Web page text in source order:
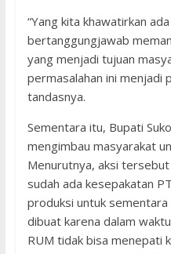
“Yang kita khawatirkan
bertanggungjawab
yang menjadi tujuan
permasalahan ini menjadi
tandasnya.
Sementara itu, Bupati
mengimbau masyarakat
Menurutnya, aksi
sudah ada kesepakatan
produksi untuk
dibuat karena dalam
RUM tidak bisa menepati